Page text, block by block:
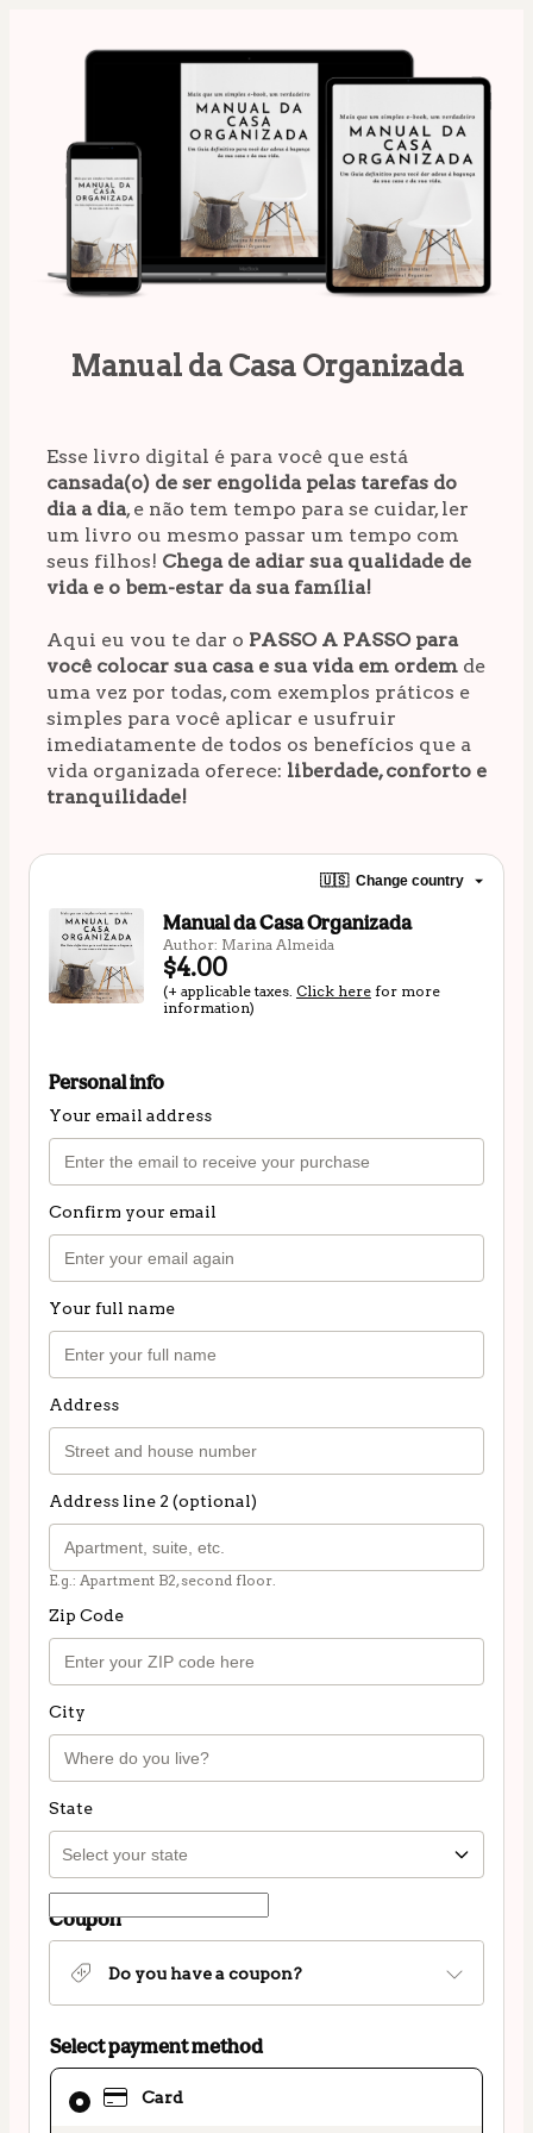
Manual da Casa Organizada
cansada(o) de ser engolida pelas tarefas do
dia a dia, e não tem tempo para se cuidar, ler
um livro ou mesmo passar um tempo com
seus filhos! Chega de adiar sua qualidade de
vida e o bem-estar da sua família!
Aqui eu vou te dar o PASSO A PASSO para
você colocar sua casa e sua vida em ordem de
uma vez por todas, com exemplos práticos e
simples para você aplicar e usufruir
imediatamente de todos os benefícios que a
vida organizada oferece: liberdade, conforto e
tranquilidade!
🇺🇸 Change country
Manual da Casa Organizada
Author: Marina Almeida
$4.00
(+ applicable taxes. Click here for more
information)
Personal info
Your email address
Confirm your email
Your full name
Address
Address line 2 (optional)
E.g.: Apartment B2, second floor.
Zip Code
City
State
Coupon
Do you have a coupon?
Select payment method
Card
Card
selected